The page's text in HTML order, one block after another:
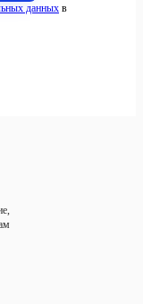
данных в